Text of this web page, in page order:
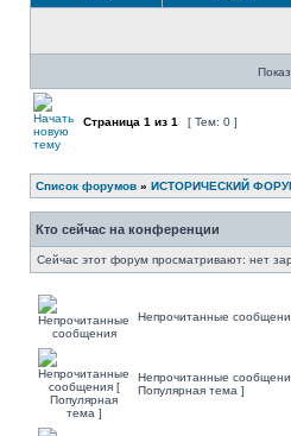
Страница 1 из 1 [ Тем: 0 ]
Список форумов » ИСТОРИЧЕСКИЙ
Кто сейчас на конференции
Сейчас этот форум просматривают: нет
Непрочитанные
Непрочитанные
Популярная тема ]